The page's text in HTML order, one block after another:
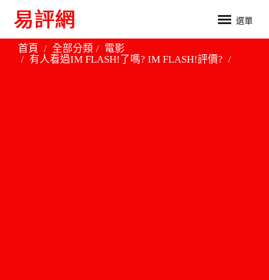
選單
首頁 全部分類
電影
有人看過IM FLASH!了嗎? IM FLASH!評價?